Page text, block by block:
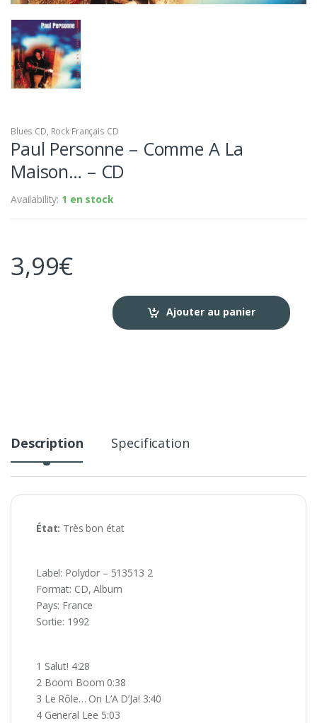
Blues CD, Rock Français CD
Paul Personne – Comme A La
Maison… – CD
Availability: 1 en stock
3,99€
Ajouter au panier
Description Specification
État: Trèsbon état
Label: Polydor – 513513 2
Format: CD, Album
Pays: France
Sortie: 1992
1 Salut! 4:28
2 Boom Boom 0:38
3 Le Rôle… On L’A D’Ja! 3:40
4 General Lee 5:03